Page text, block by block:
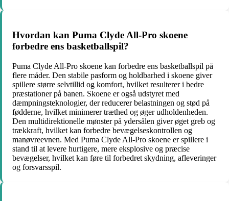
Hvordan kan Puma Clyde All-Pro skoene
forbedre ens basketballspil?
Puma Clyde All-Pro skoene kan forbedre ens basketballspil på
flere måder. Den stabile pasform og holdbarhed i skoene giver
spillere større selvtillid og komfort, hvilket resulterer i bedre
præstationer på banen. Skoene er også udstyret med
dæmpningsteknologier, der reducerer belastningen og stød på
fødderne, hvilket minimerer træthed og øger udholdenheden.
Den multidirektionelle mønster på ydersålen giver øget greb og
trækkraft, hvilket kan forbedre bevægelseskontrollen og
manøvreevnen. Med Puma Clyde All-Pro skoene er spillere i
stand til at levere hurtigere, mere eksplosive og præcise
bevægelser, hvilket kan føre til forbedret skydning, afleveringer
og forsvarsspil.